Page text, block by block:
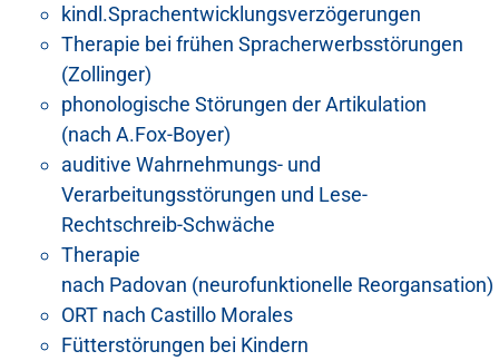
kindl.Sprachentwicklungsverzögerungen
Therapie bei frühen Spracherwerbsstörungen
(Zollinger)
phonologische Störungen der Artikulation
(nach A.Fox-Boyer)
auditive Wahrnehmungs- und
Verarbeitungsstörungen und Lese-
Rechtschreib-Schwäche
Therapie
nach Padovan (neurofunktionelle Reorgansation)
ORT nach Castillo Morales
Fütterstörungen bei Kindern